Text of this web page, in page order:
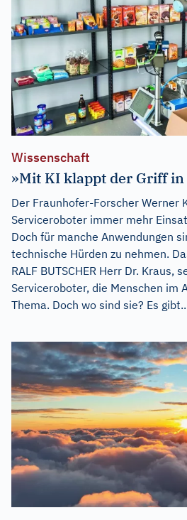
Wissenschaft
»Mit KI klappt der Griff
Der Fraunhofer-Forscher Werner
Serviceroboter immer mehr
Doch für manche Anwendungen
technische Hürden zu nehmen.
RALF BUTSCHER Herr Dr. Kraus,
Serviceroboter, die Menschen im
Thema. Doch wo sind sie? Es